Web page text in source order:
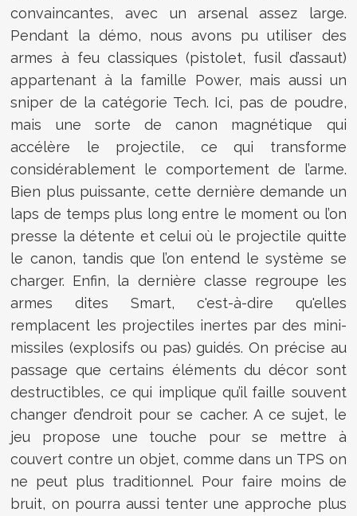
convaincantes, avec un arsenal assez large.
Pendant la démo, nous avons pu utiliser des
armes à feu classiques (pistolet, fusil d’assaut)
appartenant à la famille Power, mais aussi un
sniper de la catégorie Tech. Ici, pas de poudre,
mais une sorte de canon magnétique qui
accélère le projectile, ce qui transforme
considérablement le comportement de l’arme.
Bien plus puissante, cette dernière demande un
laps de temps plus long entre le moment ou l’on
presse la détente et celui où le projectile quitte
le canon, tandis que l’on entend le système se
charger. Enfin, la dernière classe regroupe les
armes dites Smart, c'est-à-dire qu'elles
remplacent les projectiles inertes par des mini-
missiles (explosifs ou pas) guidés. On précise au
passage que certains éléments du décor sont
destructibles, ce qui implique qu’il faille souvent
changer d’endroit pour se cacher. A ce sujet, le
jeu propose une touche pour se mettre à
couvert contre un objet, comme dans un TPS on
ne peut plus traditionnel. Pour faire moins de
bruit, on pourra aussi tenter une approche plus